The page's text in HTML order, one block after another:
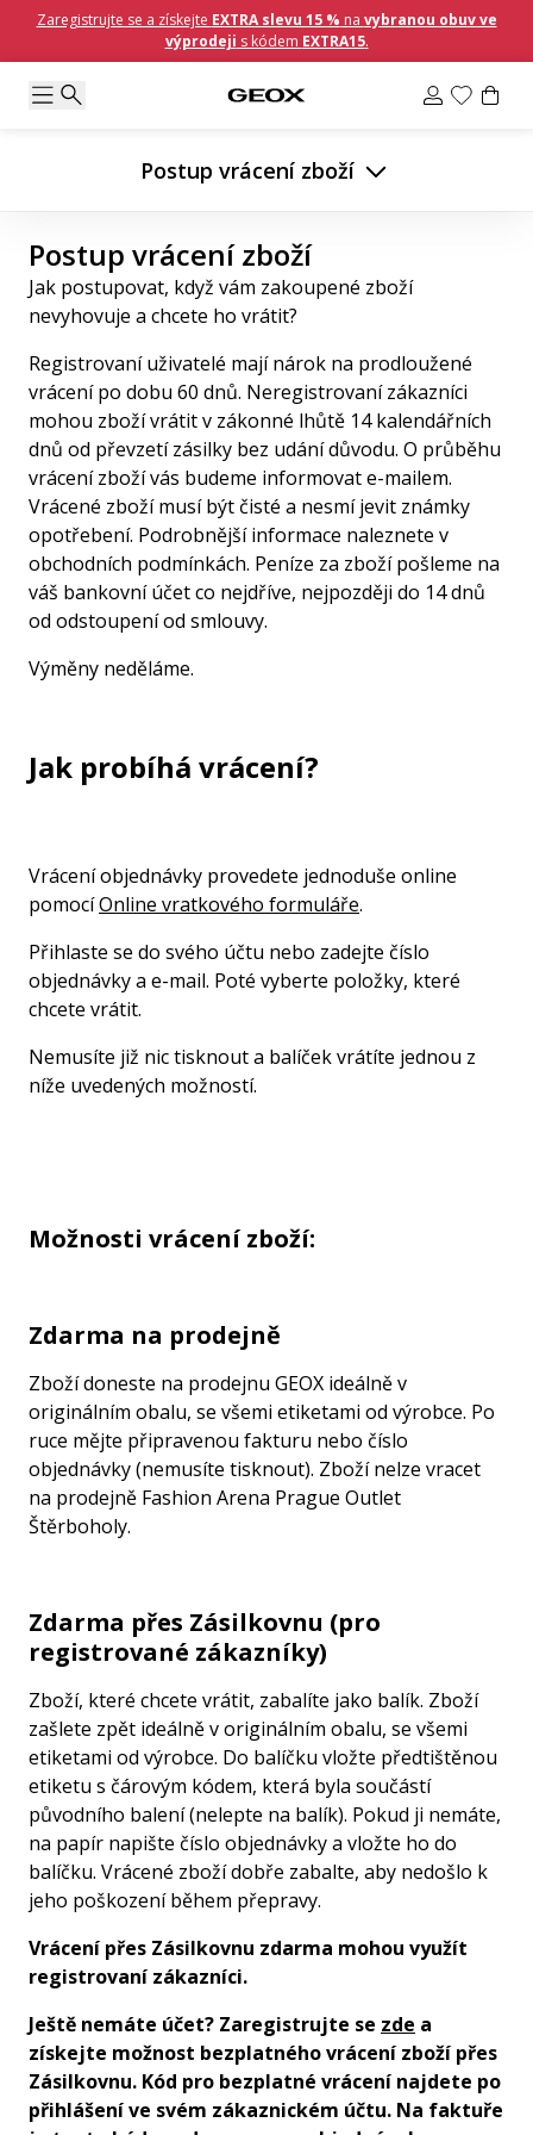
Zaregistrujte se a získejte EXTRA slevu 15 % na vybranou obuv ve
výprodeji s kódem EXTRA15.
Postup vrácení zboží
Postup vrácení zboží
Jak postupovat, když vám zakoupené zboží
nevyhovuje a chcete ho vrátit?
Registrovaní uživatelé mají nárok na prodloužené
vrácení po dobu 60 dnů. Neregistrovaní zákazníci
mohou zboží vrátit v zákonné lhůtě 14 kalendářních
dnů od převzetí zásilky bez udání důvodu. O průběhu
vrácení zboží vás budeme informovat e-mailem.
Vrácené zboží musí být čisté a nesmí jevit známky
opotřebení. Podrobnější informace naleznete v
obchodních podmínkách. Peníze za zboží pošleme na
váš bankovní účet co nejdříve, nejpozději do 14 dnů
od odstoupení od smlouvy.
Výměny neděláme.
Jak probíhá vrácení?
Vrácení objednávky provedete jednoduše online
pomocíOnline vratkového formuláře.
Přihlaste se do svého účtu nebo zadejte číslo
objednávky a e-mail. Poté vyberte položky, které
chcete vrátit.
Nemusíte již nic tisknout a balíček vrátíte jednou z
níže uvedených možností.
Možnosti vrácení zboží:
Zdarma na prodejně
Zboží doneste na prodejnu GEOX ideálně v
originálním obalu, se všemi etiketami od výrobce. Po
ruce mějte připravenou fakturu nebo číslo
objednávky (nemusíte tisknout). Zboží nelze vracet
na prodejně Fashion Arena Prague Outlet
Štěrboholy.
Zdarma přes Zásilkovnu (pro
registrované zákazníky)
Zboží, které chcete vrátit, zabalíte jako balík. Zboží
zašlete zpět ideálně v originálním obalu, se všemi
etiketami od výrobce. Do balíčku vložte předtištěnou
etiketu s čárovým kódem, která byla součástí
původního balení (nelepte na balík). Pokud ji nemáte,
na papír napište číslo objednávky a vložte ho do
balíčku. Vrácené zboží dobře zabalte, aby nedošlo k
jeho poškození během přepravy.
Vrácení přes Zásilkovnu zdarma mohou využít
registrovaní zákazníci.
Ještě nemáte účet? Zaregistrujte se zde a
získejte možnost bezplatného vrácení zboží přes
Zásilkovnu. Kód pro bezplatné vrácení najdete po
přihlášení ve svém zákaznickém účtu. Na faktuře